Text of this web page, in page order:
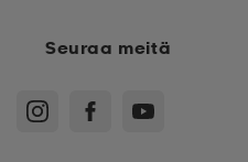
Seuraa meitä